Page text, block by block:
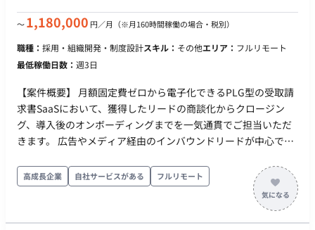
〜1,180,000 円／月 （※月160時間稼働の場合・税別）
職種： 採用・組織開発・制度設計スキル： その他エリア： フルリモート
最低稼働日数： 週3日
【案件概要】 月額固定費ゼロから電子化できるPLG型の受取請
求書SaaSにおいて、獲得したリードの商談化からクロージン
グ、導入後のオンボーディングまでを一気通貫でご担当いただ
きます。 広告やメディア経由のインバウンドリードが中心であ
ンです。 【作業内容】 ・広告、メディア掲載、ウェビナー経由
のインバウンドリードへの初回対応、商談設定 ・オンライン商
談での課題ヒアリング、デモ実施、見積提示、クロージング ・
導入後のオンボーディング支援、活用フォロー、定例コミュニ
高成長企業 自社サービスがある フルリモート